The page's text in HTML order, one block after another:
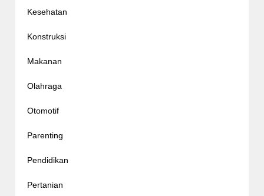
Kesehatan
Konstruksi
Makanan
Olahraga
Otomotif
Parenting
Pendidikan
Pertanian